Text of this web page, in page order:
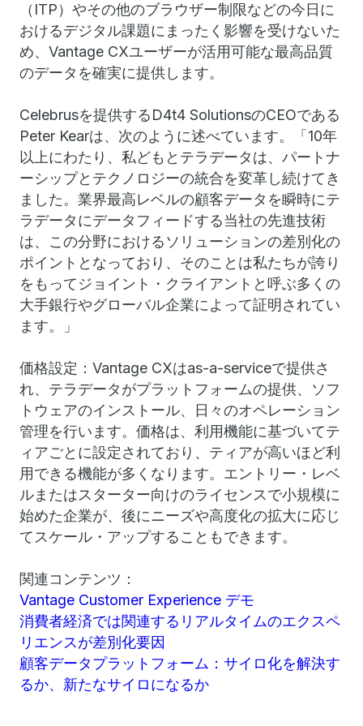
（ITP）やその他のブラウザー制限などの今日に
おけるデジタル課題にまったく影響を受けないた
め、Vantage CXユーザーが活用可能な最高品質
のデータを確実に提供します。
Celebrusを提供するD4t4 SolutionsのCEOである
Peter Kearは、次のように述べています。「10年
以上にわたり、私どもとテラデータは、パートナ
ーシップとテクノロジーの統合を変革し続けてき
ました。業界最高レベルの顧客データを瞬時にテ
ラデータにデータフィードする当社の先進技術
は、この分野におけるソリューションの差別化の
ポイントとなっており、そのことは私たちが誇り
をもってジョイント・クライアントと呼ぶ多くの
大手銀行やグローバル企業によって証明されてい
ます。」
価格設定：Vantage CXはas-a-serviceで提供さ
れ、テラデータがプラットフォームの提供、ソフ
トウェアのインストール、日々のオペレーション
管理を行います。価格は、利用機能に基づいてテ
ィアごとに設定されており、ティアが高いほど利
用できる機能が多くなります。エントリー・レベ
ルまたはスターター向けのライセンスで小規模に
始めた企業が、後にニーズや高度化の拡大に応じ
てスケール・アップすることもできます。
関連コンテンツ：
Vantage Customer Experience デモ
消費者経済では関連するリアルタイムのエクスペ
リエンスが差別化要因
顧客データプラットフォーム：サイロ化を解決す
るか、新たなサイロになるか